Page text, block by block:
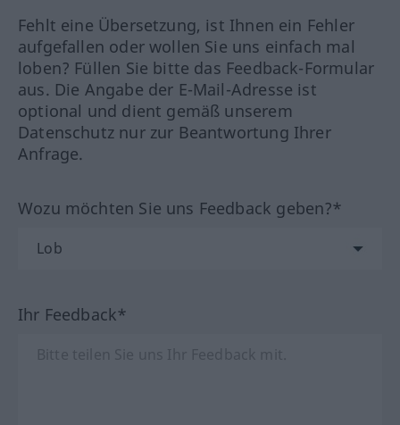
Fehlt eine Übersetzung, ist Ihnen ein Fehler
aufgefallen oder wollen Sie uns einfach mal
loben? Füllen Sie bitte das Feedback-Formular
aus. Die Angabe der E-Mail-Adresse ist
optional und dient gemäß unserem
Datenschutz nur zur Beantwortung Ihrer
Anfrage.
Wozu möchten Sie uns Feedback geben?*
Ihr Feedback*